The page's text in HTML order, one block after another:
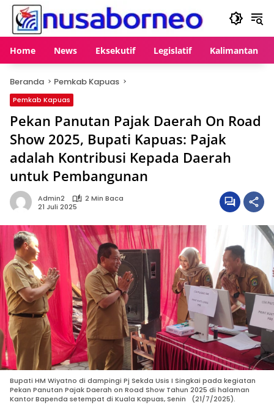
Langsung
konten
Home News Eksekutif Legislatif Kalimantan
Beranda Pemkab Kapuas
Pemkab Kapuas
Pekan Panutan Pajak Daerah On Road
Show 2025, Bupati Kapuas: Pajak
adalah Kontribusi Kepada Daerah
untuk Pembangunan
Admin2
2 Min Baca
21 Juli 2025
Bupati HM Wiyatno di dampingi Pj Sekda Usis I Singkai pada kegiatan
Pekan Panutan Pajak Daerah on Road Show Tahun 2025 di halaman
Kantor Bapenda setempat di Kuala Kapuas, Senin (21/7/2025).